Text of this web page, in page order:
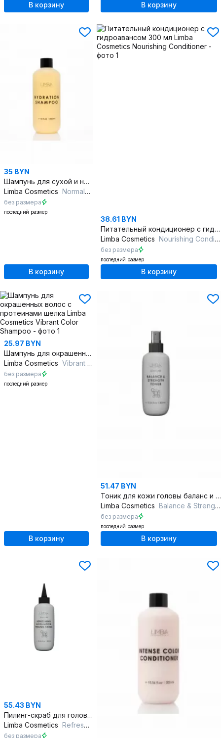
В корзину В корзину
35 BYN
Шампунь для сухой и нормальной кожи головы с гиалуроновой кислотой
Limba Cosmetics Normal&Dry Scalp Hydration Shampoo
без размера
последний размер
В корзину
38.61 BYN
Питательный кондиционер с гидроавансом 300 мл
Limba Cosmetics Nourishing Conditioner
без размера
последний размер
В корзину
25.97 BYN
Шампунь для окрашенных волос с протеинами шелка
Limba Cosmetics Vibrant Color Shampoo
без размера
последний размер
В корзину
51.47 BYN
Тоник для кожи головы баланс и укрепление 300 мл
Limba Cosmetics Balance & Strength Toner
без размера
последний размер
В корзину
55.43 BYN
Пилинг-скраб для головы АНА-кислоты салицилат натрия
Limba Cosmetics Refreshing Exfoliation с АНА-кислотами и салицилатом натрия
без размера